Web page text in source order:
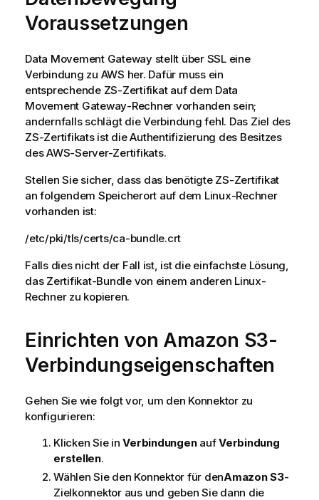
o
s
h
i
n
w
e
i
Voraussetzungen
Data Movement Gatewaystellt über SSL eine
Verbindung zu AWS her. Dafür muss ein
entsprechende ZS-Zertifikat auf dem Data
Movement Gateway-Rechner vorhanden sein;
andernfalls schlägt die Verbindung fehl. Das Ziel des
ZS-Zertifikats ist die Authentifizierung des Besitzes
des AWS-Server-Zertifikats.
Stellen Sie sicher, dass das benötigte ZS-Zertifikat
an folgendem Speicherort auf dem Linux-Rechner
vorhanden ist:
/etc/pki/tls/certs/ca-bundle.crt
Falls dies nicht der Fall ist, ist die einfachste Lösung,
das Zertifikat-Bundle von einem anderen Linux-
Rechner zu kopieren.
Einrichten von Amazon S3-
Verbindungseigenschaften
Gehen Sie wie folgt vor, um den Konnektor zu
konfigurieren:
Klicken Sie inVerbindungenaufVerbindung
erstellen.
Wählen Sie den Konnektor für denAmazon S3-
Zielkonnektor aus und geben Sie dann die